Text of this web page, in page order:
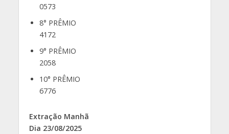
0573
8° PRÊMIO
4172
9° PRÊMIO
2058
10° PRÊMIO
6776
Extração Manhã
Dia 23/08/2025